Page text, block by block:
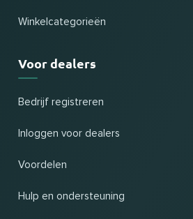
Winkelcategorieën
Voor dealers
Bedrijf registreren
Inloggen voor dealers
Voordelen
Hulp en ondersteuning